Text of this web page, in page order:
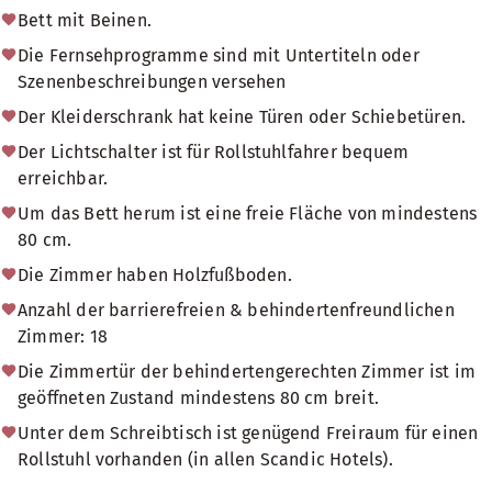
Bett mit Beinen.
Die Fernsehprogramme sind mit Untertiteln oder
Szenenbeschreibungen versehen
Der Kleiderschrank hat keine Türen oder Schiebetüren.
Der Lichtschalter ist für Rollstuhlfahrer bequem
erreichbar.
Um das Bett herum ist eine freie Fläche von mindestens
80 cm.
Die Zimmer haben Holzfußboden.
Anzahl der barrierefreien & behindertenfreundlichen
Zimmer: 18
Die Zimmertür der behindertengerechten Zimmer ist im
geöffneten Zustand mindestens 80 cm breit.
Unter dem Schreibtisch ist genügend Freiraum für einen
Rollstuhl vorhanden (in allen Scandic Hotels).